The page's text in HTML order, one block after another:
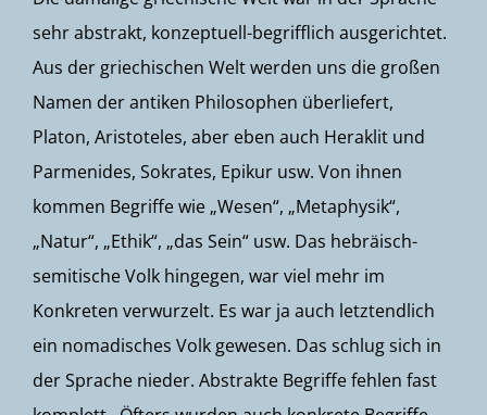
sehr abstrakt, konzeptuell-begrifflich ausgerichtet.
Aus der griechischen Welt werden uns die großen
Namen der antiken Philosophen überliefert,
Platon, Aristoteles, aber eben auch Heraklit und
Parmenides, Sokrates, Epikur usw. Von ihnen
kommen Begriffe wie „Wesen“, „Metaphysik“,
„Natur“, „Ethik“, „das Sein“ usw. Das hebräisch-
semitische Volk hingegen, war viel mehr im
Konkreten verwurzelt. Es war ja auch letztendlich
ein nomadisches Volk gewesen. Das schlug sich in
der Sprache nieder. Abstrakte Begriffe fehlen fast